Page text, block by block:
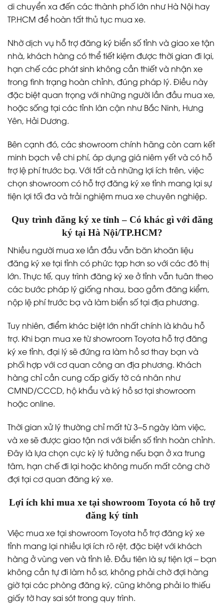
di chuyển xa đến các thành phố lớn như Hà Nội hay
TP.HCM để hoàn tất thủ tục mua xe.
Nhờ dịch vụ hỗ trợ đăng ký biển số tỉnh và giao xe tận
nhà, khách hàng có thể tiết kiệm được thời gian đi lại,
hạn chế các phát sinh không cần thiết và nhận xe
trong tình trạng hoàn chỉnh, đúng pháp lý. Điều này
đặc biệt quan trọng với những người lần đầu mua xe,
hoặc sống tại các tỉnh lân cận như Bắc Ninh, Hưng
Yên, Hải Dương.
Bên cạnh đó, các showroom chính hãng còn cam kết
minh bạch về chi phí, áp dụng giá niêm yết và có hỗ
trợ lệ phí trước bạ. Với tất cả những lợi ích trên, việc
chọn showroom có hỗ trợ đăng ký xe tỉnh mang lại sự
tiện lợi tối đa và trải nghiệm mua xe chuyên nghiệp.
Quy trình đăng ký xe tỉnh – Có khác gì với đăng
ký tại Hà Nội/TP.HCM?
Nhiều người mua xe lần đầu vẫn băn khoăn liệu
đăng ký xe tại tỉnh có phức tạp hơn so với các đô thị
lớn. Thực tế, quy trình đăng ký xe ở tỉnh vẫn tuân theo
các bước pháp lý giống nhau, bao gồm đăng kiểm,
nộp lệ phí trước bạ và làm biển số tại địa phương.
Tuy nhiên, điểm khác biệt lớn nhất chính là khâu hỗ
trợ. Khi bạn mua xe từ showroom Toyota hỗ trợ đăng
ký xe tỉnh, đại lý sẽ đứng ra làm hồ sơ thay bạn và
phối hợp với cơ quan công an địa phương. Khách
hàng chỉ cần cung cấp giấy tờ cá nhân như
CMND/CCCD, hộ khẩu và ký hồ sơ tại showroom
hoặc online.
Thời gian xử lý thường chỉ mất từ 3–5 ngày làm việc,
và xe sẽ được giao tận nơi với biển số tỉnh hoàn chỉnh.
Đây là lựa chọn cực kỳ lý tưởng nếu bạn ở xa trung
tâm, hạn chế đi lại hoặc không muốn mất công chờ
đợi tại cơ quan đăng ký xe.
Lợi ích khi mua xe tại showroom Toyota có hỗ trợ
đăng ký tỉnh
Việc mua xe tại showroom Toyota hỗ trợ đăng ký xe
tỉnh mang lại nhiều lợi ích rõ rệt, đặc biệt với khách
hàng ở vùng ven và tỉnh lẻ. Đầu tiên là sự tiện lợi – bạn
không cần tự đi làm hồ sơ, không phải chờ đợi hàng
giờ tại các phòng đăng ký, cũng không phải lo thiếu
giấy tờ hay sai sót trong quy trình.